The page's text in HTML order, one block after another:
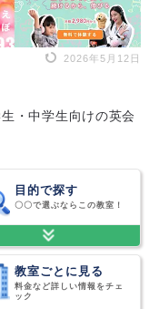
2026年5月12日
・中学生向けの英会
目的で探す
〇〇で選ぶならこの教室！
教室ごとに見る
料金など詳しい情報をチェ
ック